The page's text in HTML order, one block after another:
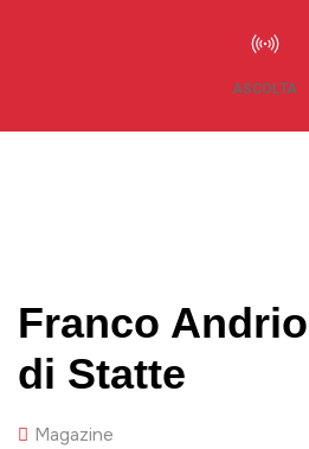
ASCOLTA
Franco
di Statte
Magazine